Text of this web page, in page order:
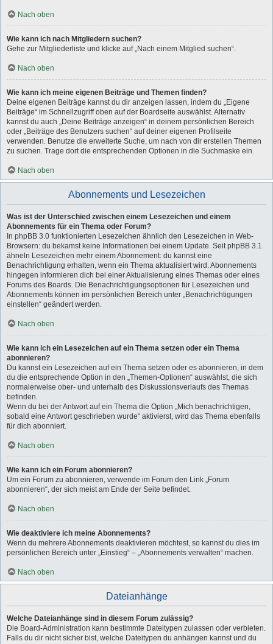
Nach oben
Wie kann ich nach Mitgliedern suchen?
Gehe zur Mitgliederliste und klicke auf „Nach einem Mitglied suchen“.
Nach oben
Wie kann ich meine eigenen Beiträge und Themen finden?
Deine eigenen Beiträge kannst du dir anzeigen lassen, indem du „Eigene
Beiträge“ im Schnellzugriff oben auf der Boardseite auswählst. Alternativ
kannst du auch „Deine Beiträge anzeigen“ in deinem persönlichen Bereich
oder „Beiträge des Benutzers suchen“ auf deiner eigenen Profilseite
verwenden. Benutze die erweiterte Suche, um nach von dir erstellen Themen
zu suchen. Trage dort die entsprechenden Optionen in die Suchmaske ein.
Nach oben
Abonnements und Lesezeichen
Was ist der Unterschied zwischen einem Lesezeichen und einem
Abonnements für ein Thema oder Forum?
In phpBB 3.0 funktionierten Lesezeichen ähnlich den Lesezeichen in Web-
Browsern: du bekamst keine Informationen bei einem Update. Seit phpBB 3.1
ähneln Lesezeichen mehr einem Abonnement: du kannst eine
Benachrichtigung erhalten, wenn ein Thema aktualisiert wird. Abonnements
hingegen informieren dich bei einer Aktualisierung eines Themas oder eines
Forums des Boards. Die Benachrichtigungsoptionen für Lesezeichen und
Abonnements können im persönlichen Bereich unter „Benachrichtigungen
einstellen“ geändert werden.
Nach oben
Wie kann ich ein Lesezeichen auf ein Thema setzen oder ein Thema
abonnieren?
Du kannst ein Lesezeichen auf ein Thema setzen oder es abonnieren, in dem
du die entsprechende Option in den „Themen-Optionen“ auswählst, die sich
normalerweise ober- und unterhalb des Diskussionsverlaufs des Themas
befinden.
Wenn du bei der Antwort auf ein Thema die Option „Mich benachrichtigen,
sobald eine Antwort geschrieben wurde“ aktivierst, wird das Thema ebenfalls
für dich abonniert.
Nach oben
Wie kann ich ein Forum abonnieren?
Um ein Forum zu abonnieren, verwende im Forum den Link „Forum
abonnieren“, der sich meist am Ende der Seite befindet.
Nach oben
Wie deaktiviere ich meine Abonnements?
Wenn du mehrere Abonnements deaktivieren möchtest, so kannst du dies im
persönlichen Bereich unter „Einstieg“ – „Abonnements verwalten“ machen.
Nach oben
Dateianhänge
Welche Dateianhänge sind in diesem Forum zulässig?
Die Board-Administration kann bestimmte Dateitypen zulassen oder verbieten.
Falls du dir nicht sicher bist, welche Dateitypen du anhängen kannst und du